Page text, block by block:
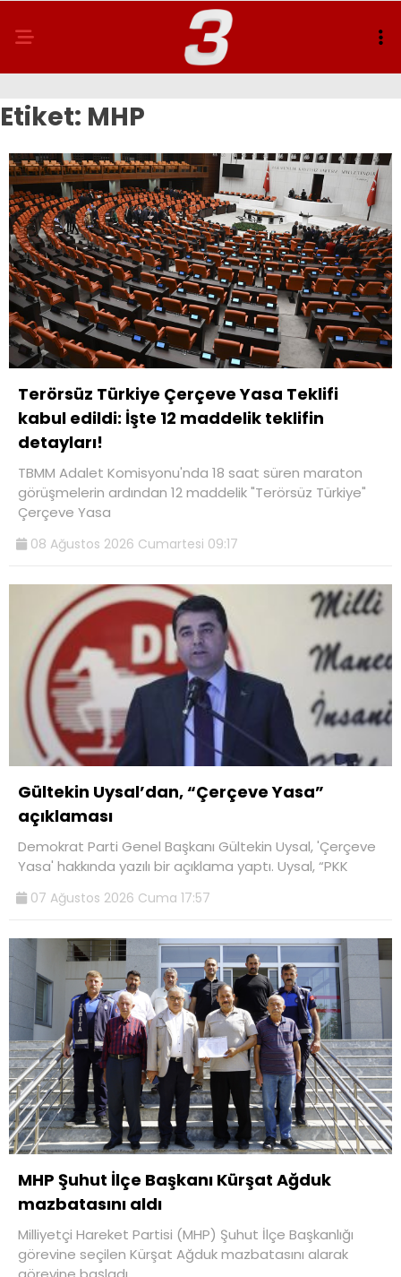
Etiket: MHP
Terörsüz Türkiye Çerçeve Yasa Teklifi
kabul edildi: İşte 12 maddelik teklifin
detayları!
TBMM Adalet Komisyonu'nda 18 saat süren maraton
görüşmelerin ardından 12 maddelik "Terörsüz Türkiye"
Çerçeve Yasa
08 Ağustos 2026 Cumartesi 09:17
Gültekin Uysal’dan, “Çerçeve Yasa”
açıklaması
Demokrat Parti Genel Başkanı Gültekin Uysal, 'Çerçeve
Yasa' hakkında yazılı bir açıklama yaptı. Uysal, “PKK
07 Ağustos 2026 Cuma 17:57
MHP Şuhut İlçe Başkanı Kürşat Ağduk
mazbatasını aldı
Milliyetçi Hareket Partisi (MHP) Şuhut İlçe Başkanlığı
görevine seçilen Kürşat Ağduk mazbatasını alarak